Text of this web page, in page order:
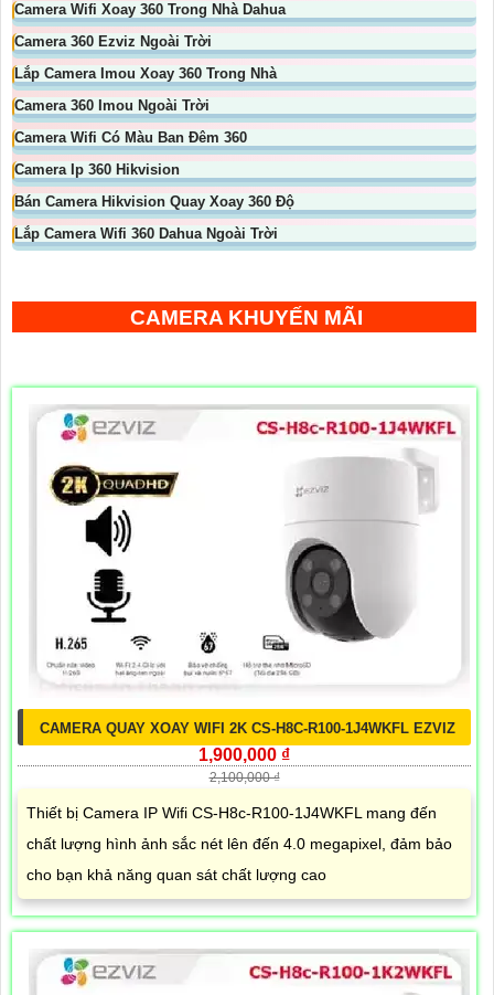
Camera Wifi Xoay 360 Trong Nhà Dahua
Camera 360 Ezviz Ngoài Trời
Lắp Camera Imou Xoay 360 Trong Nhà
Camera 360 Imou Ngoài Trời
Camera Wifi Có Màu Ban Đêm 360
Camera Ip 360 Hikvision
Bán Camera Hikvision Quay Xoay 360 Độ
Lắp Camera Wifi 360 Dahua Ngoài Trời
CAMERA KHUYẾN MÃI
CAMERA QUAY XOAY WIFI 2K CS-H8C-R100-1J4WKFL EZVIZ
1,900,000 ₫
2,100,000 ₫
Thiết bị Camera IP Wifi CS-H8c-R100-1J4WKFL mang đến
chất lượng hình ảnh sắc nét lên đến 4.0 megapixel, đảm bảo
cho bạn khả năng quan sát chất lượng cao